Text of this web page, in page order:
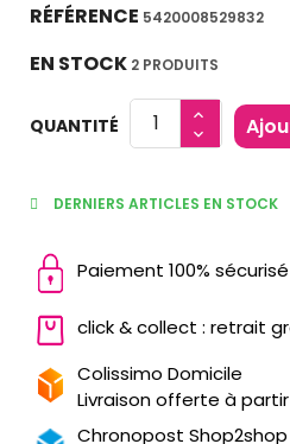
RÉFÉRENCE 5420008529832
EN STOCK 2 PRODUITS
QUANTITÉ
DERNIERS ARTICLES EN STOCK
Paiement 100% sécurisé
click & collect : retrait
Colissimo Domicile
Livraison offerte à
Chronopost Shop2shop